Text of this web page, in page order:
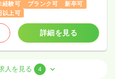
詳細を見る
一般病院
経験可 ブランク可
新卒可
以上可
詳細を見る
人を見る 4